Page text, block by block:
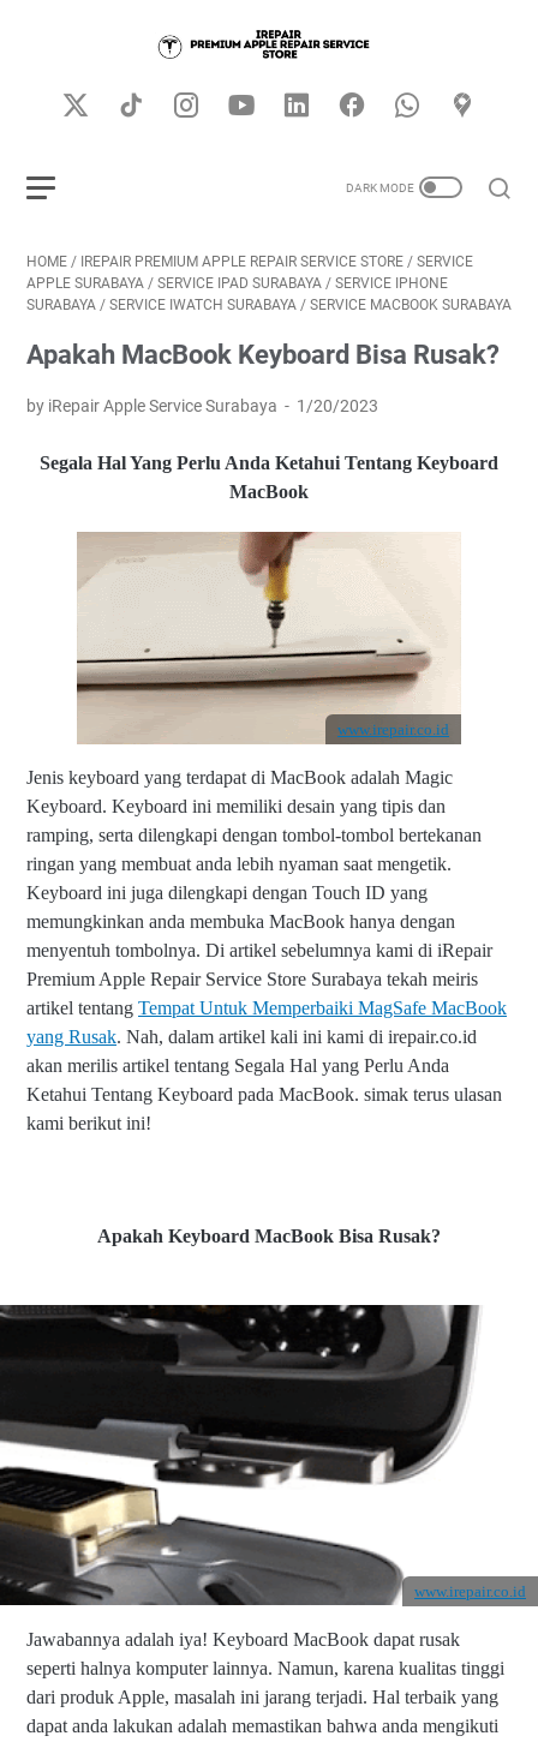
HOME / IREPAIR PREMIUM APPLE REPAIR SERVICE STORE / SERVICE
APPLE SURABAYA / SERVICE IPAD SURABAYA / SERVICE IPHONE
SURABAYA / SERVICE IWATCH SURABAYA / SERVICE MACBOOK SURABAYA
Apakah MacBook Keyboard Bisa Rusak?
by iRepair Apple Service Surabaya 1/20/2023
Segala Hal Yang Perlu Anda Ketahui Tentang Keyboard
MacBook
www.irepair.co.id
Jenis keyboard yang terdapat di MacBook adalah Magic
Keyboard. Keyboard ini memiliki desain yang tipis dan
ramping, serta dilengkapi dengan tombol-tombol bertekanan
ringan yang membuat anda lebih nyaman saat mengetik.
Keyboard ini juga dilengkapi dengan Touch ID yang
memungkinkan anda membuka MacBook hanya dengan
menyentuh tombolnya. Di artikel sebelumnya kami di iRepair
Premium Apple Repair Service Store Surabaya tekah meiris
artikel tentang Tempat Untuk Memperbaiki MagSafe MacBook
yang Rusak. Nah, dalam artikel kali ini kami di irepair.co.id
akan merilis artikel tentang Segala Hal yang Perlu Anda
Ketahui Tentang Keyboard pada MacBook. simak terus ulasan
kami berikut ini!
Apakah Keyboard MacBook Bisa Rusak?
www.irepair.co.id
Jawabannya adalah iya! Keyboard MacBook dapat rusak
seperti halnya komputer lainnya. Namun, karena kualitas tinggi
dari produk Apple, masalah ini jarang terjadi. Hal terbaik yang
dapat anda lakukan adalah memastikan bahwa anda mengikuti